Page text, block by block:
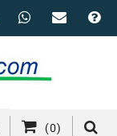
(0)